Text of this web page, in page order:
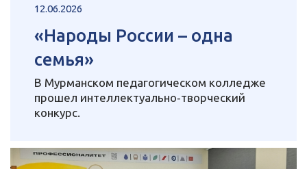
12.06.2026
«Народы России – одна
семья»
В Мурманском педагогическом колледже
прошел интеллектуально‑творческий
конкурс.